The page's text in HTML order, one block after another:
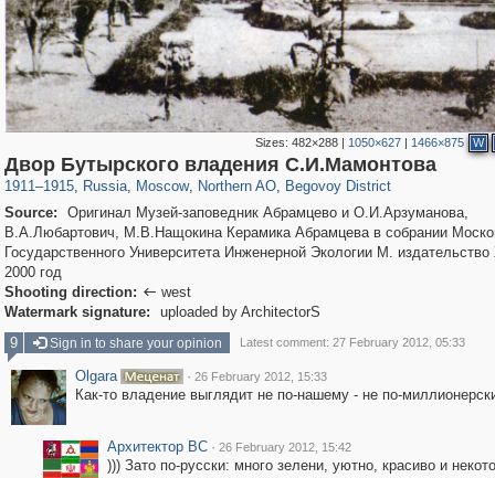
Sizes: 482×288| 1050×627| 1466×875 W
Двор Бутырского владения С.И.Мамонтова
1911–1915, Russia
1,406,277 29,243
, Moscow
319,780 8,286
, Northern AO
22,533 598
, Begovoy District
2,821 103
Source:
Оригинал Музей-заповедник Абрамцево и О.И.Арзуманова,
В.А.Любартович, М.В.Нащокина Керамика Абрамцева в собрании
Государственного Университета Инженерной Экологии М.
2000 год
Shooting direction:  west
Watermark signature:
uploaded by ArchitectorS
9
Sign in to share your opinion Latest comment: 27 February 2012, 05:33
Olgara · 26 February 2012, 15:33
Как-то владение выглядит не по-нашему - не по-
Архитектор ВС · 26 February 2012, 15:42
))) Зато по-русски: много зелени, уютно, красиво и